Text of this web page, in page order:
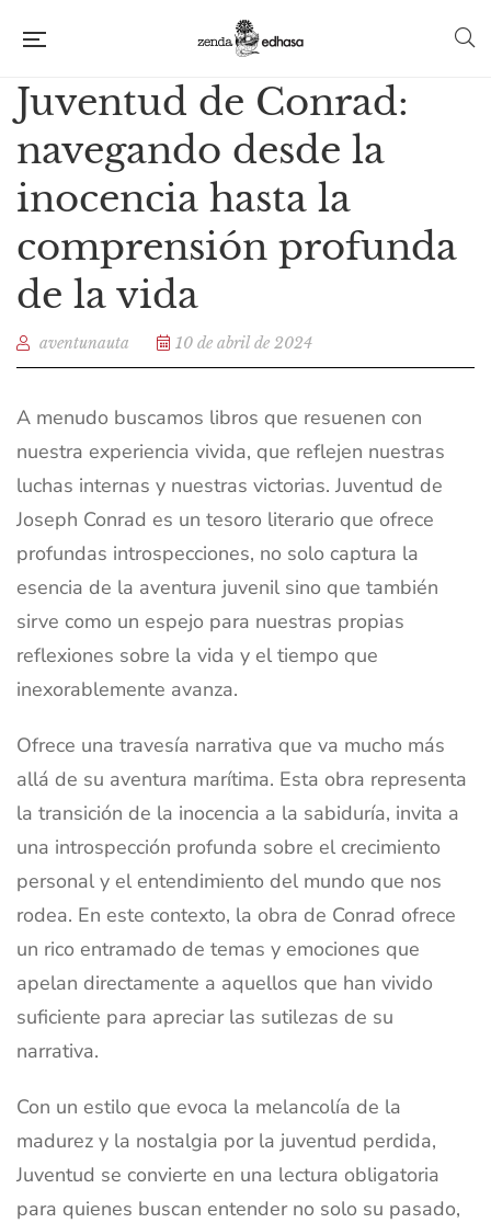
Juventud de Conrad:
navegando desde la
inocencia hasta la
comprensión profunda
de la vida
aventunauta 10 de abril de 2024
A menudo buscamos libros que resuenen con
nuestra experiencia vivida, que reflejen nuestras
luchas internas y nuestras victorias. Juventud de
Joseph Conrad es un tesoro literario que ofrece
profundas introspecciones, no solo captura la
esencia de la aventura juvenil sino que también
sirve como un espejo para nuestras propias
reflexiones sobre la vida y el tiempo que
inexorablemente avanza.
Ofrece una travesía narrativa que va mucho más
allá de su aventura marítima. Esta obra representa
la transición de la inocencia a la sabiduría, invita a
una introspección profunda sobre el crecimiento
personal y el entendimiento del mundo que nos
rodea. En este contexto, la obra de Conrad ofrece
un rico entramado de temas y emociones que
apelan directamente a aquellos que han vivido
suficiente para apreciar las sutilezas de su
narrativa.
Con un estilo que evoca la melancolía de la
madurez y la nostalgia por la juventud perdida,
Juventud se convierte en una lectura obligatoria
para quienes buscan entender no solo su pasado,